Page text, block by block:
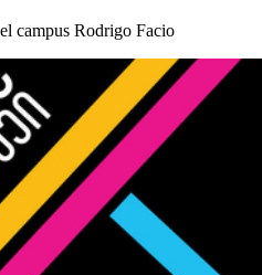
campus Rodrigo Facio